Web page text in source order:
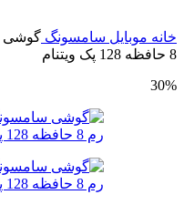
موبایل سامسونگ